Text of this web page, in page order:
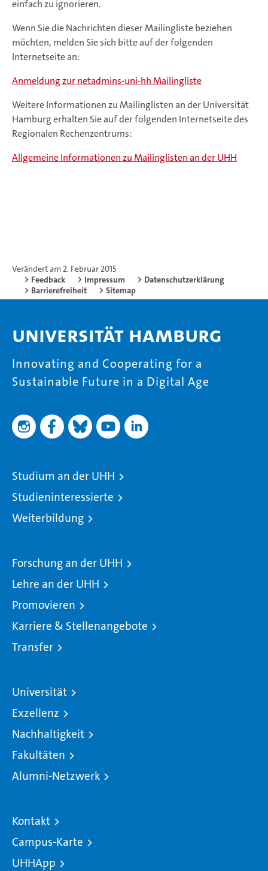
einfach zu ignorieren.
Wenn Sie die Nachrichten dieser Mailingliste beziehen
möchten, melden Sie sich bitte auf der folgenden
Internetseite an:
Anmeldung zur netadmins-uni-hh Mailingliste
Weitere Informationen zu Mailinglisten an der Universität
Hamburg erhalten Sie auf der folgenden Internetseite des
Regionalen Rechenzentrums:
Allgemeine Informationen zu Mailinglisten an der UHH
Verändert am 2. Februar 2015
Feedback
Impressum
Datenschutzerklärung
Barrierefreiheit
Sitemap
Universität Hamburg
Innovating and Cooperating for a
Sustainable Future in a Digital Age
Studium an der UHH
Studieninteressierte
Weiterbildung
Forschung an der UHH
Lehre an der UHH
Promovieren
Karriere & Stellenangebote
Transfer
Universität
Exzellenz
Nachhaltigkeit
Fakultäten
Alumni-Netzwerk
Kontakt
Campus-Karte
UHHApp